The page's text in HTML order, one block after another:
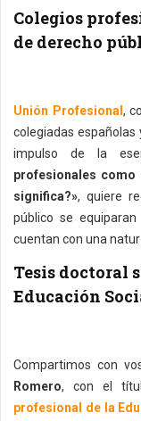
Colegios
de derecho
Unión Profesional ,
colegiadas
impulso de la
profesionales
significa?», quiere
público se
cuentan con una
Tesis doctoral
Educación
Compartimos con
Romero, con el
profesional de la